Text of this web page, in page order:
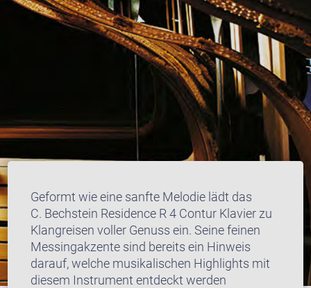
Geformt wie eine sanfte Melodie lädt das
C. Bechstein Residence R 4 Contur Klavier zu
Klangreisen voller Genuss ein. Seine feinen
Messingakzente sind bereits ein Hinweis
darauf, welche musikalischen Highlights mit
diesem Instrument entdeckt werden